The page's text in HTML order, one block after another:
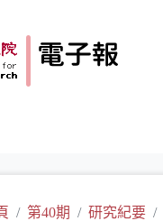
第40期 研究紀要